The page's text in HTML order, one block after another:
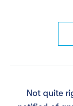
Not quite